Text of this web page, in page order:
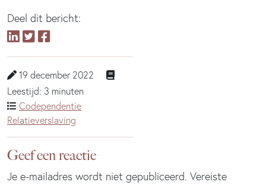
Deel dit bericht:
19 december 2022
Leestijd: 3 minuten
Codependentie
Relatieverslaving
Geef een reactie
Je e-mailadres wordt niet gepubliceerd. Vereiste